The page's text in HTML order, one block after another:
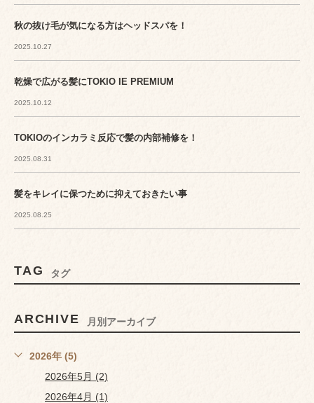
秋の抜け毛が気になる方はヘッドスパを！
2025.10.27
乾燥で広がる髪にTOKIO IE PREMIUM
2025.10.12
TOKIOのインカラミ反応で髪の内部補修を！
2025.08.31
髪をキレイに保つために抑えておきたい事
2025.08.25
TAG タグ
ARCHIVE 月別アーカイブ
2026年 (5)
2026年5月 (2)
2026年4月 (1)